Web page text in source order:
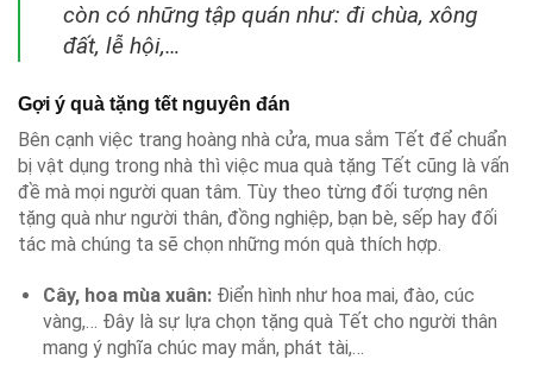
còn có những tập quán như: đi chùa, xông
đất, lễ hội,…
Gợi ý quà tặng tết nguyên đán
Bên cạnh việc trang hoàng nhà cửa, mua sắm Tết để chuẩn
bị vật dụng trong nhà thì việc mua quà tặng Tết cũng là vấn
đề mà mọi người quan tâm. Tùy theo từng đối tượng nên
tặng quà như người thân, đồng nghiệp, bạn bè, sếp hay đối
tác mà chúng ta sẽ chọn những món quà thích hợp.
Cây, hoa mùa xuân:Điển hình như hoa mai, đào, cúc
vàng,… Đây là sự lựa chọn tặng quà Tết cho người thân
mang ý nghĩa chúc may mắn, phát tài,…